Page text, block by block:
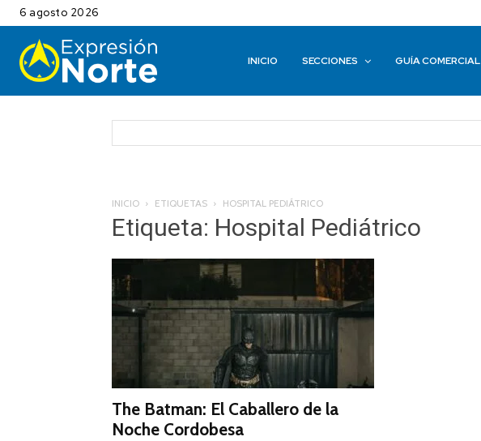
6 agosto 2026
INICIO SECCIONES GUÍA COMERCIAL
INICIO ETIQUETAS HOSPITAL PEDIÁTRICO
Etiqueta: Hospital Pediátrico
The Batman: El Caballero de la
Noche Cordobesa